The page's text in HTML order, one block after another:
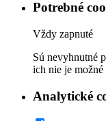
Potrebné
Vždy zapnuté
Sú nevyhnutné
ich nie je
Analytické